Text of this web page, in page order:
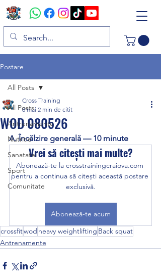
Postare
All Posts
Antrenamente
Nutritie
Sanatate
Sport
Comunitate
All Posts
WOD 080526
Cross Training
8 mai 2 min de citit
A. Încălzire generală — 10 minute
Vrei să citești mai multe?
Abonează-te la crosstrainingcraiova.com
pentru a continua să citești această postare
exclusivă.
Abonează-te acum
crossfitwod heavy weightlifting Back squat
Antrenamente